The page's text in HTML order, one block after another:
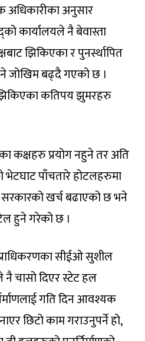
अधिकारीका अनुसार
कार्यालयले नै बेवास्ता
झिकिएका र पुनर्स्थापित
जोखिम बढ्दै गएको छ ।
कतिपय झुमरहरु
कक्षहरु प्रयोग नहुने तर अति
भेटघाट पाँचतारे होटलहरुमा
सरकारको खर्च बढाएको छ भने
हुने गरेको छ ।
प्राधिकरणका सीईओ सुशील
नै चासो दिएर स्टेट हल
गति दिन आवश्यक
छिटो काम गराउनुपर्ने हो,